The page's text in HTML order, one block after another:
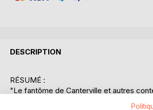
DESCRIPTION
RÉSUMÉ :
"Le fantôme de Canterville et autres
oeuvre emblématique d'Oscar Wilde qui